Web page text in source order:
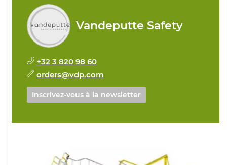
Vandeputte Safety
+32 3 820 98 60
orders@vdp.com
Inscrivez-vous à la newsletter